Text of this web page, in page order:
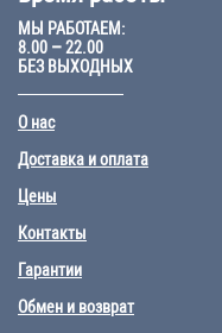
МЫ РАБОТАЕМ:
8.00 – 22.00
БЕЗ ВЫХОДНЫХ
О нас
Доставка и оплата
Цены
Контакты
Гарантии
Обмен и возврат